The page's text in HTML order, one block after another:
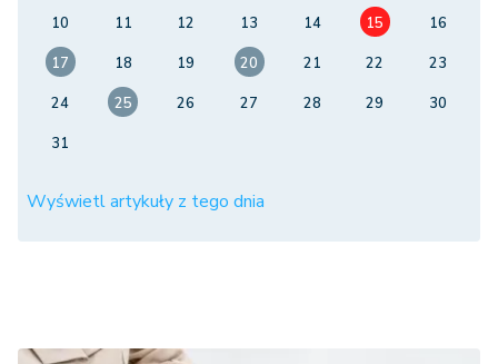
10
11 12 13 14 15
16
17
18 19 20 21 22
23
24
25 26 27 28 29
30
31
Wyświetl artykuły z tego dnia